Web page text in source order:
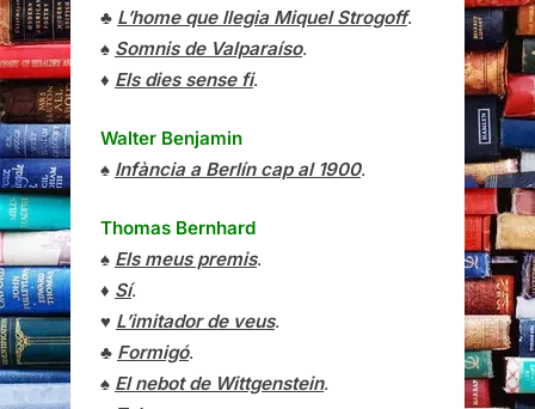
♣ L’home que llegia Miquel Strogoff.
♠ Somnis de Valparaíso.
♦ Els dies sense fi.
Walter Benjamin
♠ Infància a Berlín cap al 1900.
Thomas Bernhard
♠ Els meus premis.
♦ Sí.
♥ L’imitador de veus.
♣ Formigó.
♠ El nebot de Wittgenstein.